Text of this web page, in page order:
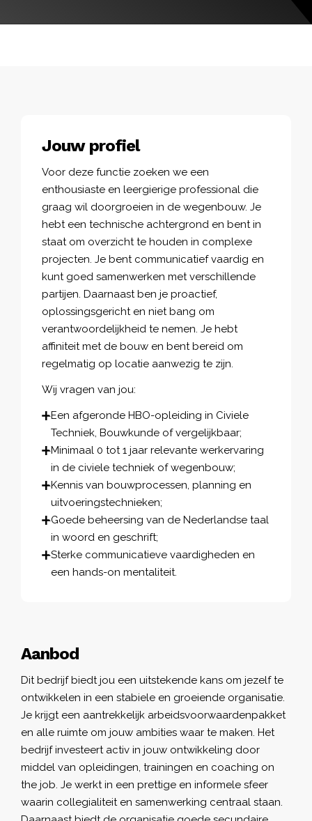
Aanbod
Dit bedrijf biedt jou een uitstekende kans om jezelf te
ontwikkelen in een stabiele en groeiende organisatie.
Je krijgt een aantrekkelijk arbeidsvoorwaardenpakket
en alle ruimte om jouw ambities waar te maken. Het
bedrijf investeert activ in jouw ontwikkeling door
middel van opleidingen, trainingen en coaching on
the job. Je werkt in een prettige en informele sfeer
waarin collegialiteit en samenwerking centraal staan.
Jouw profiel
Voor deze functie zoeken we een
enthousiaste en leergierige professional die
graag wil doorgroeien in de wegenbouw. Je
hebt een technische achtergrond en bent in
staat om overzicht te houden in complexe
projecten. Je bent communicatief vaardig en
kunt goed samenwerken met verschillende
partijen. Daarnaast ben je proactief,
oplossingsgericht en niet bang om
verantwoordelijkheid te nemen. Je hebt
affiniteit met de bouw en bent bereid om
regelmatig op locatie aanwezig te zijn.
Wij vragen van jou:
Een afgeronde HBO-opleiding in Civiele
Techniek, Bouwkunde of vergelijkbaar;
Minimaal 0 tot 1 jaar relevante werkervaring
in de civiele techniek of wegenbouw;
Kennis van bouwprocessen, planning en
uitvoeringstechnieken;
Goede beheersing van de Nederlandse taal
in woord en geschrift;
Sterke communicatieve vaardigheden en
een hands-on mentaliteit.